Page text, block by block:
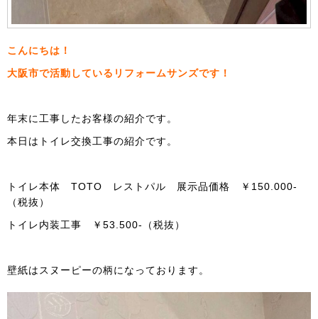
こんにちは！
大阪市で活動しているリフォームサンズです！
年末に工事したお客様の紹介です。
本日はトイレ交換工事の紹介です。
トイレ本体 TOTO レストパル 展示品価格 ￥150.000-
（税抜）
トイレ内装工事 ￥53.500-（税抜）
壁紙はスヌーピーの柄になっております。